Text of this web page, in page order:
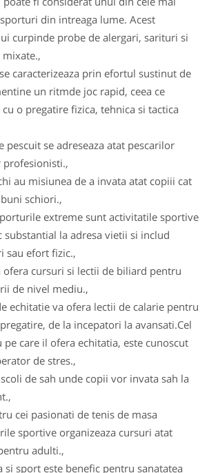
din intreaga lume. Acest
curpinde probe de alergari, sarituri si
caracterizeaza prin efortul sustinut de
un ritmde joc rapid, ceea ce
o pregatire fizica, tehnica si tactica
pescuit se adreseaza atat pescarilor
profesionisti.,
au misiunea de a invata atat copiii cat
schiori.,
extreme sunt activitatile sportive
substantial la adresa vietii si includ
sau efort fizic.,
cursuri si lectii de biliard pentru
de nivel mediu.,
echitatie va ofera lectii de calarie pentru
de la incepatori la avansati.Cel
care il ofera echitatia, este cunoscut
de stres.,
de sah unde copii vor invata sah la
cei pasionati de tenis de masa
sportive organizeaza cursuri atat
adulti.,
si sport este benefic pentru sanatatea